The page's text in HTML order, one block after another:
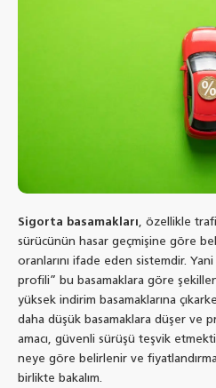
Sigorta basamakları, özellikle
sürücünün hasar geçmişine göre
oranlarını ifade eden sistemdir.
profili” bu basamaklara göre
yüksek indirim basamaklarına
daha düşük basamaklara düşer ve
amacı, güvenli sürüşü teşvik
neye göre belirlenir ve fiyatlandırma
birlikte bakalım.